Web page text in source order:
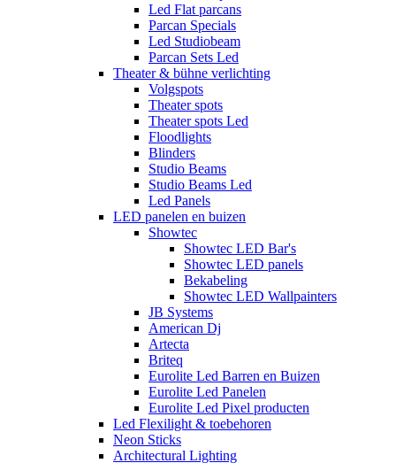
Led Flat parcans
Parcan Specials
Led Studiobeam
Parcan Sets Led
Theater & bühne verlichting
Volgspots
Theater spots
Theater spots Led
Floodlights
Blinders
Studio Beams
Studio Beams Led
Led Panels
LED panelen en buizen
Showtec
Showtec LED Bar's
Showtec LED panels
Bekabeling
Showtec LED Wallpainters
JB Systems
American Dj
Artecta
Briteq
Eurolite Led Barren en Buizen
Eurolite Led Panelen
Eurolite Led Pixel producten
Led Flexilight & toebehoren
Neon Sticks
Architectural Lighting